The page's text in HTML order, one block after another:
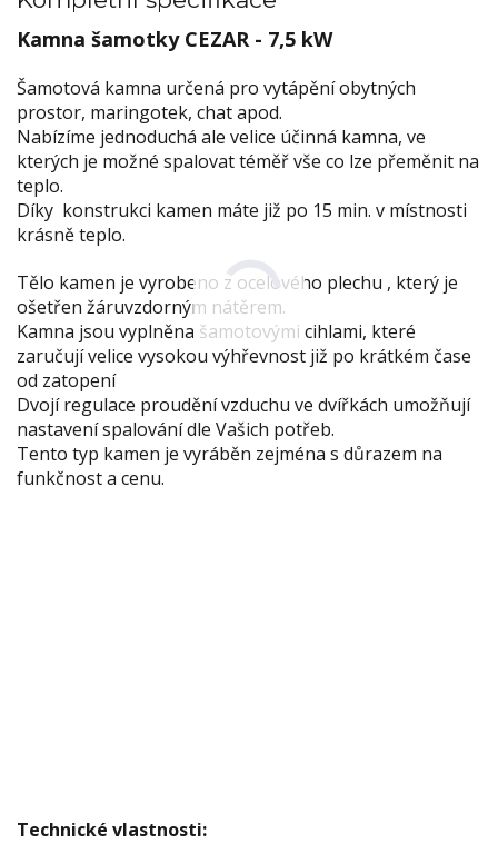
Kamna šamotky CEZAR - 7,5 kW
Šamotová kamna určená pro vytápění obytných
prostor, maringotek, chat apod.
Nabízíme jednoduchá ale velice účinná kamna, ve
kterých je možné spalovat téměř vše co lze přeměnit na
teplo.
Díky konstrukci kamen máte již po 15 min. v místnosti
krásně teplo.
Tělo kamen je vyrobeno z ocelového plechu , který je
ošetřen žáruvzdorným nátěrem.
Kamna jsou vyplněna šamotovými cihlami, které
zaručují velice vysokou výhřevnost již po krátkém čase
od zatopení
Dvojí regulace proudění vzduchu ve dvířkách umožňují
nastavení spalování dle Vašich potřeb.
Tento typ kamen je vyráběn zejména s důrazem na
funkčnost a cenu.
Technické vlastnosti: